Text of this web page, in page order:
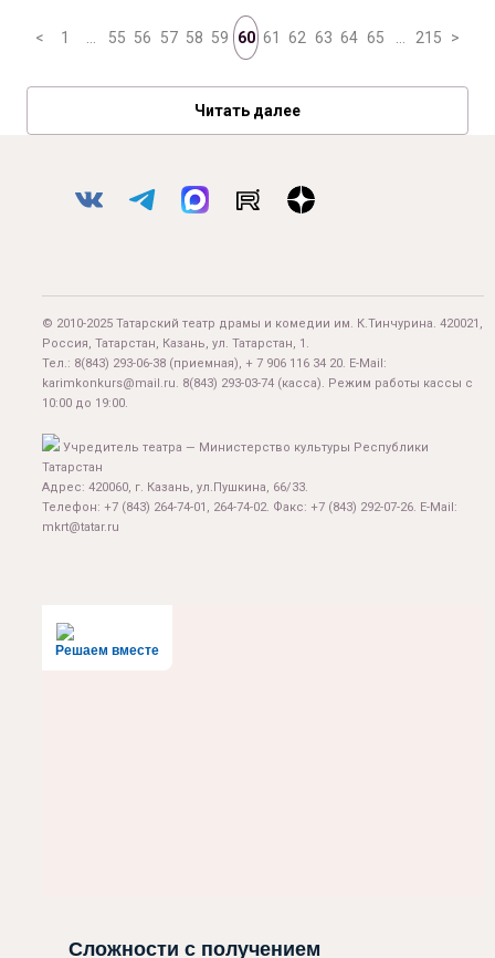
< 1 55 56 57 58 59 60 61 62 63 64 65 215 >
Читать далее
© 2010-2025 Татарский театр драмы и комедии им. К.Тинчурина. 420021,
Россия, Татарстан, Казань, ул. Татарстан, 1.
Тел.: 8(843) 293-06-38 (приемная), + 7 906 116 34 20. E-Mail:
karimkonkurs@mail.ru. 8(843) 293-03-74 (касса). Режим работы кассы с
10:00 до 19:00.
Учредитель театра — Министерство культуры Республики
Татарстан
Адрес: 420060, г. Казань, ул.Пушкина, 66/33.
Телефон: +7 (843) 264-74-01, 264-74-02. Факс: +7 (843) 292-07-26. E-Mail:
mkrt@tatar.ru
Решаем вместе
Сложности с получением